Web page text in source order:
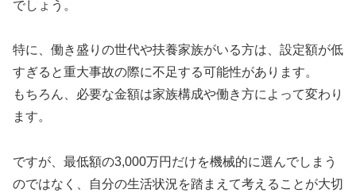
でしょう。
特に、働き盛りの世代や扶養家族がいる方は、設定額が低
すぎると重大事故の際に不足する可能性があります。
もちろん、必要な金額は家族構成や働き方によって変わり
ます。
ですが、最低額の3,000万円だけを機械的に選んでしまう
のではなく、自分の生活状況を踏まえて考えることが大切